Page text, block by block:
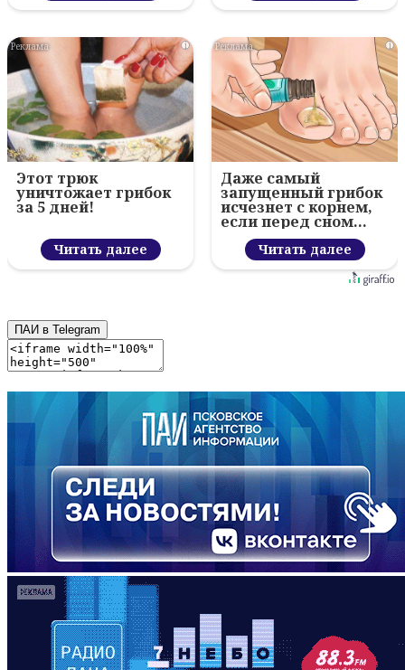
i
Этот трюк
уничтожает грибок
за 5 дней!
Читать далее
i
Даже самый
запущенный грибок
исчезнет с корнем,
если перед сном…
Читать далее
ПАИ в Telegram